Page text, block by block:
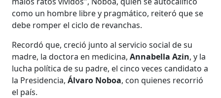
como un hombre libre y pragmático, reiteró que se
debe romper el ciclo de revanchas.
Recordó que, creció junto al servicio social de su
madre, la doctora en medicina,Annabella Azin, y la
lucha política de su padre, el cinco veces candidato a
la Presidencia, Álvaro Noboa, con quienes recorrió
el país.